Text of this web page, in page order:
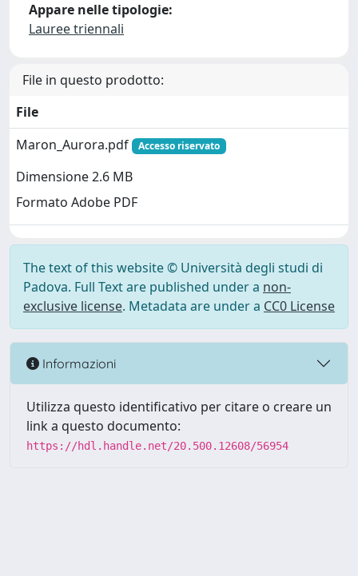
Appare nelle tipologie:
Lauree triennali
File in questo prodotto:
File
Maron_Aurora.pdf
Accesso riservato
Dimensione 2.6 MB
Formato Adobe PDF
The text of this website © Università degli studi di
Padova. Full Text are published under a non-
exclusive license. Metadata are under a CC0 License
Informazioni
Utilizza questo identificativo per citare o creare un
link a questo documento:
https://hdl.handle.net/20.500.12608/56954